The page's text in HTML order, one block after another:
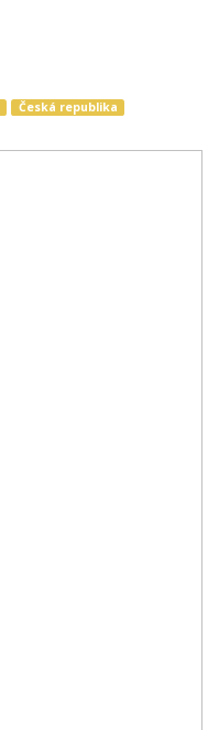
Česká republika